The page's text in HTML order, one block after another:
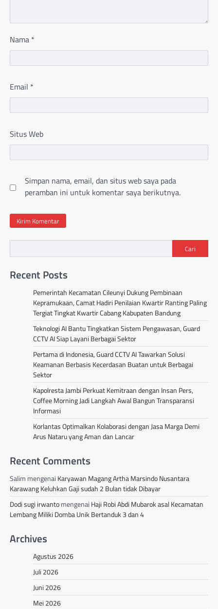
Nama *
Email *
Situs Web
Simpan nama, email, dan situs web saya pada
peramban ini untuk komentar saya berikutnya.
Cari
Recent Posts
Pemerintah Kecamatan Cileunyi Dukung Pembinaan
Kepramukaan, Camat Hadiri Penilaian Kwartir Ranting Paling
Tergiat Tingkat Kwartir Cabang Kabupaten Bandung
Teknologi AI Bantu Tingkatkan Sistem Pengawasan, Guard
CCTV AI Siap Layani Berbagai Sektor
Pertama di Indonesia, Guard CCTV AI Tawarkan Solusi
Keamanan Berbasis Kecerdasan Buatan untuk Berbagai
Sektor
Kapolresta Jambi Perkuat Kemitraan dengan Insan Pers,
Coffee Morning Jadi Langkah Awal Bangun Transparansi
Informasi
Korlantas Optimalkan Kolaborasi dengan Jasa Marga Demi
Arus Nataru yang Aman dan Lancar
Recent Comments
Salim mengenai Karyawan Magang Artha Marsindo Nusantara
Karawang Keluhkan Gaji sudah 2 Bulan tidak Dibayar
Dodi sugi irwantomengenai Haji Robi Abdi Mubarok asal Kecamatan
Lembang Miliki Domba Unik Bertanduk 3 dan 4
Archives
Agustus 2026
Juli 2026
Juni 2026
Mei 2026